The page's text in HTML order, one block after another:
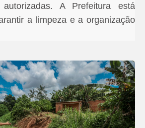
A Prefeitura está
a limpeza e a organização